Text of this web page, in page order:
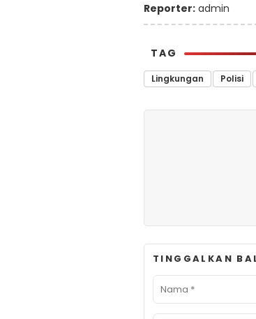
Reporter: admin
TAG
Lingkungan Polisi
TINGGALKAN